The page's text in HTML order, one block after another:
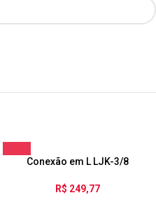
Conexão em L LJK-3/8
R$ 249,77